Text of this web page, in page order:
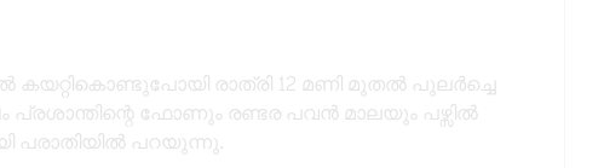
രാത്രി 12 മണി മുതൽ പുലർച്ചെ
ഫോണും രണ്ടര പവൻ മാലയും പഴ്സിൽ
പരാതിയിൽ പറയുന്നു.